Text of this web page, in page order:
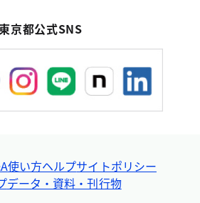
東京都公式SNS
使い方ヘルプサイトポリシー
データ・資料・刊行物